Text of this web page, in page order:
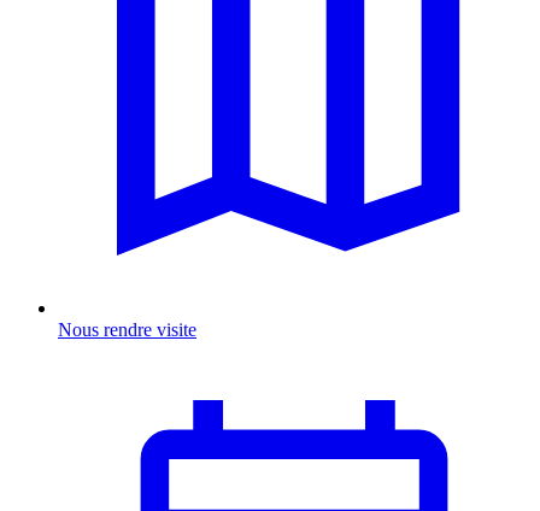
Nous rendre visite